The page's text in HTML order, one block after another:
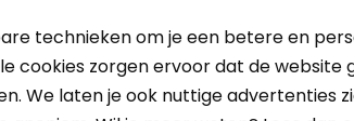
van het kozijn in. Onder
tel je er vervolgens bij op zodat je
technieken om je een betere en
cookies zorgen ervoor dat de website
We laten je ook nuttige advertenties